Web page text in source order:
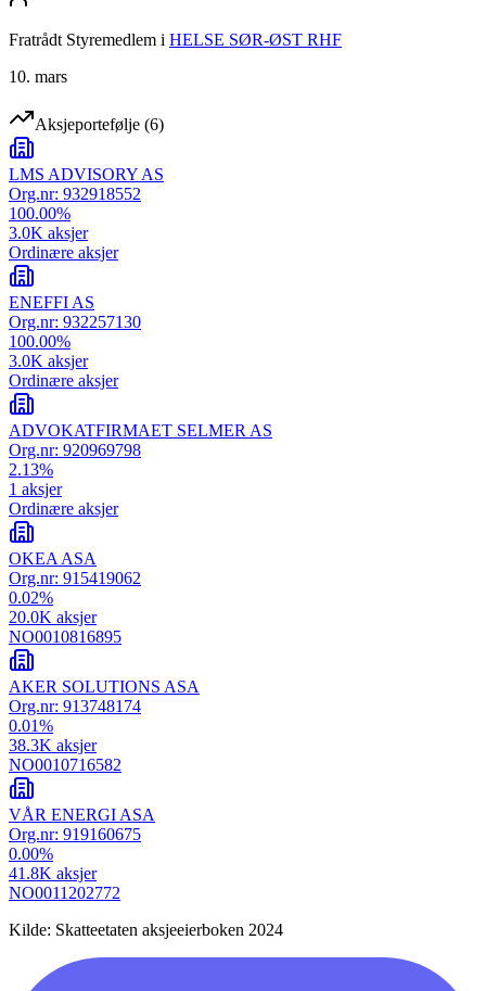
Fratrådt Styremedlem i HELSE SØR-ØST RHF
10. mars
Aksjeportefølje (6)
LMS ADVISORY AS
Org.nr: 932918552
100.00%
3.0K aksjer
Ordinære aksjer
ENEFFI AS
Org.nr: 932257130
100.00%
3.0K aksjer
Ordinære aksjer
ADVOKATFIRMAET SELMER AS
Org.nr: 920969798
2.13%
1 aksjer
Ordinære aksjer
OKEA ASA
Org.nr: 915419062
0.02%
20.0K aksjer
NO0010816895
AKER SOLUTIONS ASA
Org.nr: 913748174
0.01%
38.3K aksjer
NO0010716582
VÅR ENERGI ASA
Org.nr: 919160675
0.00%
41.8K aksjer
NO0011202772
Kilde: Skatteetaten aksjeeierboken 2024